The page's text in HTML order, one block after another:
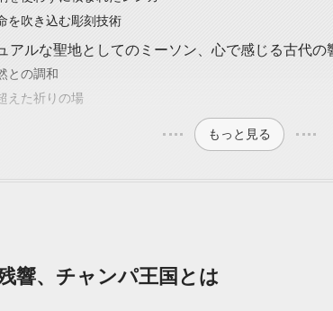
を吹き込む彫刻技術
アルな聖地としてのミーソン、心で感じる古代の
との調和
えた祈りの場
もっと見る
響、チャンパ王国とは